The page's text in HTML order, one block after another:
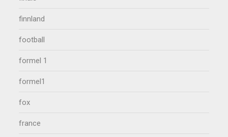
finnland
football
formel 1
formel1
fox
france